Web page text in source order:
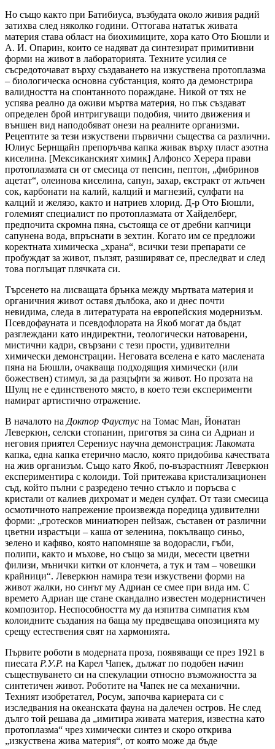
Но също както при Батибиуса, възбудата около живия радий
затихва след няколко години. Оттогава нататък живата
материя става област на биохимиците, хора като Ото Бюшли и
А. И. Опарин, които се надяват да синтезират примитивни
форми на живот в лабораторията. Техните усилия се
съсредоточават върху създаването на изкуствена протоплазма
– биологическа основна субстанция, която да демонстрира
валидността на спонтанното пораждане. Никой от тях не
успява реално да оживи мъртва материя, но пък създават
определен брой интригуващи подобия, чиито движения и
външен вид наподобяват онези на реалните организми.
Рецептите за тези изкуствени първични същества са различни.
Юлиус Бернщайн препоръчва капка живак върху пласт азотна
киселина. [Мексиканският химик] Алфонсо Херера прави
протоплазмата си от смесица от пепсин, пептон, „фибринов
ацетат“, олеинова киселина, сапун, захар, екстракт от жлъчен
сок, карбонати на калий, калций и магнезий, сулфати на
калций и желязо, както и натриев хлорид. Д-р Ото Бюшли,
големият специалист по протоплазмата от Хайделберг,
предпочита скромна пяна, състояща се от дребни капчици
сапунена вода, впръснати в зехтин. Когато им се предложи
коректната химическа „храна“, всички тези препарати се
пробуждат за живот, пълзят, разширяват се, преследват и след
това поглъщат плячката си.
Търсенето на лисващата брънка между мъртвата материя и
органичния живот оставя дълбока, ако и днес почти
невидима, следа в литературата на европейския модернизъм.
Псевдофауната и псевдофлората на Якоб могат да бъдат
разглеждани като индиректни, теологически натоварени,
мистични кадри, свързани с тези прости, удивителни
химически демонстрации. Неговата вселена е като маслената
пяна на Бюшли, очакваща подходящия химически (или
божествен) стимул, за да разцъфти за живот. Но прозата на
Шулц не е единственото място, в което тези експерименти
намират артистично отражение.
В началото наДоктор Фаустус на Томас Ман, Йонатан
Леверкюн, селски стопанин, приготвя за сина си Адриан и
неговия приятел Серениус научна демонстрация: Лакомата
капка, една капка етерично масло, която придобива качествата
на жив организъм. Също като Якоб, по-възрастният Леверкюн
експериментира с колоиди. Той притежава кристализационен
съд, който пълни с разредено течно стъкло и поръсва с
кристали от калиев дихромат и меден сулфат. От тази смесица
осмотичното напрежение произвежда поредица удивителни
форми: „гротесков миниатюрен пейзаж, съставен от различни
цветни израстъци – каша от зеленина, покълващо синьо,
зелено и кафяво, която напомняше за водорасли, гъби,
полипи, както и мъхове, но също за миди, месести цветни
филизи, мънички китки от клончета, а тук и там – човешки
крайници“. Леверкюн намира тези изкуствени форми на
живот жалки, но синът му Адриан се смее при вида им. С
времето Адриан ще стане скандално известен модернистичен
композитор. Неспособността му да изпитва симпатия към
колоидните създания на баща му предвещава опозицията му
срещу естествения свят на хармонията.
Първите роботи в модерната проза, появяващи се през 1921 в
пиесата Р.У.Р. на Карел Чапек, дължат по подобен начин
съществуването си на спекулации относно възможността за
синтетичен живот. Роботите на Чапек не са механични.
Техният изобретател, Росум, започва кариерата си с
изследвания на океанската фауна на далечен остров. Не след
дълго той решава да „имитира живата материя, известна като
протоплазма“ чрез химически синтез и скоро открива
„изкуствена жива материя“, от която може да бъде